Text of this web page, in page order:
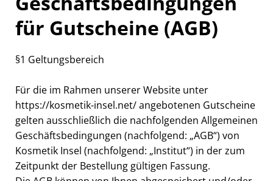
für Gutscheine (AGB)
§1 Geltungsbereich
Für die im Rahmen unserer Website unter
https://kosmetik-insel.net/ angebotenen Gutscheine
gelten ausschließlich die nachfolgenden Allgemeinen
Geschäftsbedingungen (nachfolgend: „AGB“) von
Kosmetik Insel (nachfolgend: „Institut“) in der zum
Zeitpunkt der Bestellung gültigen Fassung.